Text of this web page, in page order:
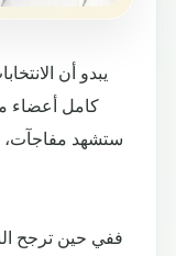
يبدو أن
كامل أعضاء
ستشهد مفاجآت،
ففي حين ترجح